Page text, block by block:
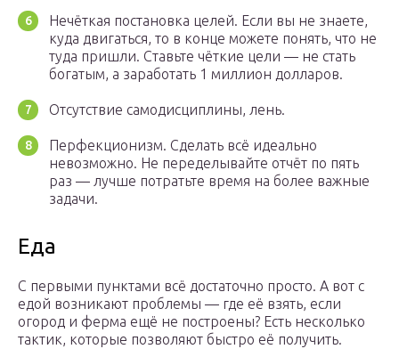
Нечёткая постановка целей. Если вы не знаете,
куда двигаться, то в конце можете понять, что не
туда пришли. Ставьте чёткие цели — не стать
богатым, а заработать 1 миллион долларов.
Отсутствие самодисциплины, лень.
Перфекционизм. Сделать всё идеально
невозможно. Не переделывайте отчёт по пять
раз — лучше потратьте время на более важные
задачи.
Еда
С первыми пунктами всё достаточно просто. А вот с
едой возникают проблемы — где её взять, если
огород и ферма ещё не построены? Есть несколько
тактик, которые позволяют быстро её получить.